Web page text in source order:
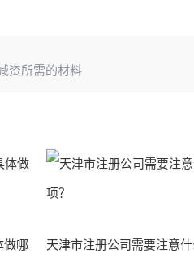
资所需的材料
做哪
天津市注册公司需要注意